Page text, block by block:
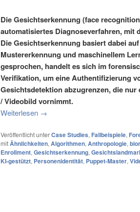
Die Gesichtserkennung (face
automatisiertes Diagnoseverfahren, mit
Die Gesichtserkennung basiert dabei
Mustererkennung und maschinellem
gesprochen, handelt es sich im
Verifikation, um eine Authentifizierung
Gesichtsdetektion abzugrenzen, die
/ Videobild vornimmt.
Weiterlesen →
Veröffentlicht unterCase Studies, Fallbeispiele,
mitÄhnlichkeiten, Algorithmen, Anthropologie,
Enrollment, Gesichtserkennung,
KI-gestützt, Personenidentität, Puppet-Master,